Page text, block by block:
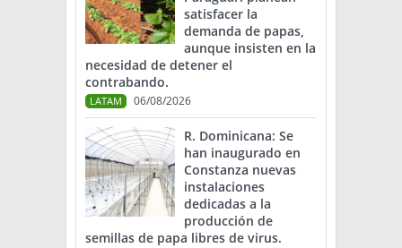
satisfacer la
demanda de papas,
aunque insisten en la
necesidad de detener el
contrabando.
LATAM 06/08/2026
R. Dominicana: Se
han inaugurado en
Constanza nuevas
instalaciones
dedicadas a la
producción de
semillas de papa libres de virus.